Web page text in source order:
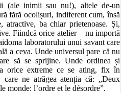
(ale inimii sau nu!), altele de-un
fără ocolișuri, indiferent cum, însă
atractive, ba chiar prietenoase. Și,
Fiindcă orice atelier – nu importă
laboratorului unui savant care
a ceva. Unde universul pare că nu
să se sprijine. Unde ordinea și
orice extreme ce se ating, fix în
ne atrăgea atenția că: „Deux
monde: l’ordre et le désordre”.